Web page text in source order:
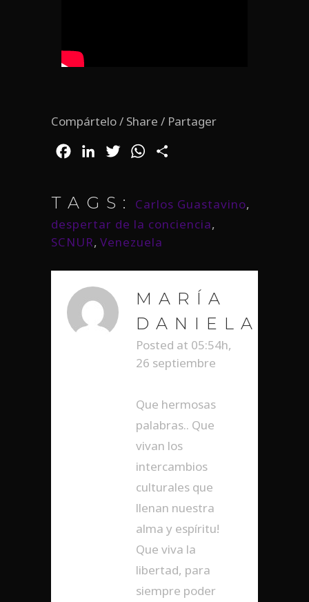
Compártelo / Share / Partager
FacebookLinkedInTwitterWhatsApp
TAGS: Carlos Guastavino,
despertar de la conciencia,
SCNUR, Venezuela
MARÍA
DANIELA
Posted at 05:54h,
26 septiembre
Que hermosas
palabras.. Que
vivan los
intercambios
culturales que
llenan nuestra
alma y espíritu!
Que viva la
libertad, para
siempre poder